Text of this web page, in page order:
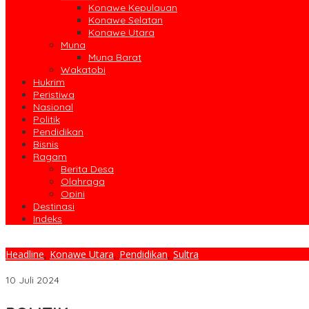
Konawe Kepulauan
Konawe Selatan
Konawe Utara
Muna
Muna Barat
Wakatobi
Hukrim
Peristiwa
Nasional
Politik
Pendidikan
Bisnis
Ragam
Berita Desa
Olahraga
Opini
Destinasi
Indeks
Headline, Konawe Utara, Pendidikan, Sultra
10 Juli 2024